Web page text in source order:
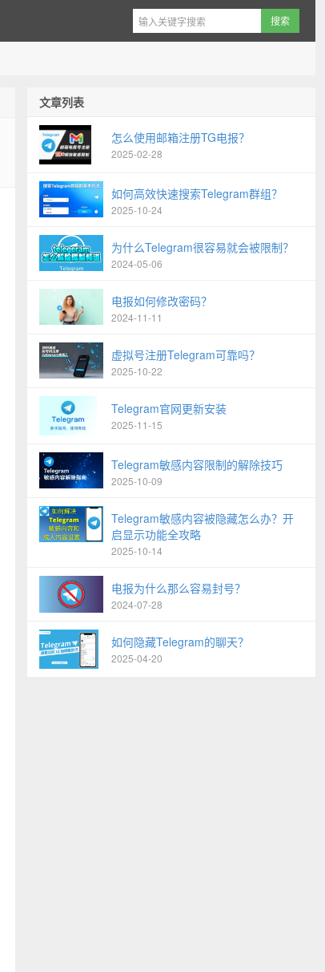
文章列表
怎么使用邮箱注册TG电报？
2025-02-28
如何高效快速搜索Telegram群组？
2025-10-24
为什么Telegram很容易就会被限制？
2024-05-06
电报如何修改密码？
2024-11-11
虚拟号注册Telegram可靠吗？
2025-10-22
Telegram官网更新安装
2025-11-15
Telegram敏感内容限制的解除技巧
2025-10-09
Telegram敏感内容被隐藏怎么办？开
启显示功能全攻略
2025-10-14
电报为什么那么容易封号？
2024-07-28
如何隐藏Telegram的聊天？
2025-04-20